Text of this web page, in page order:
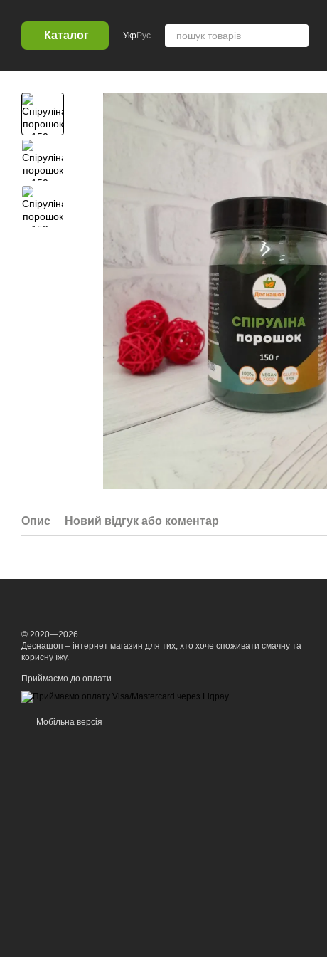
Каталог УкрРус
Опис Новий відгук або коментар
© 2020—2026
Деснашоп – інтернет магазин для тих, хто хоче споживати смачну та
корисну їжу.
Приймаємо до оплати
Мобільна версія